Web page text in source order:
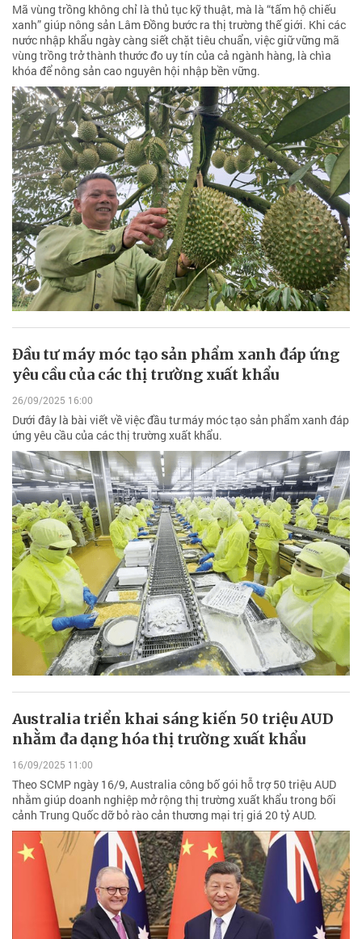
Mã vùng trồng không chỉ là thủ tục kỹ thuật, mà là “tấm hộ chiếu
xanh” giúp nông sản Lâm Đồng bước ra thị trường thế giới. Khi các
nước nhập khẩu ngày càng siết chặt tiêu chuẩn, việc giữ vững mã
vùng trồng trở thành thước đo uy tín của cả ngành hàng, là chìa
khóa để nông sản cao nguyên hội nhập bền vững.
Đầu tư máy móc tạo sản phẩm xanh đáp ứng
yêu cầu của các thị trường xuất khẩu
26/09/2025 16:00
Dưới đây là bài viết về việc đầu tư máy móc tạo sản phẩm xanh đáp
ứng yêu cầu của các thị trường xuất khẩu.
Australia triển khai sáng kiến 50 triệu AUD
nhằm đa dạng hóa thị trường xuất khẩu
16/09/2025 11:00
Theo SCMP ngày 16/9, Australia công bố gói hỗ trợ 50 triệu AUD
nhằm giúp doanh nghiệp mở rộng thị trường xuất khẩu trong bối
cảnh Trung Quốc dỡ bỏ rào cản thương mại trị giá 20 tỷ AUD.